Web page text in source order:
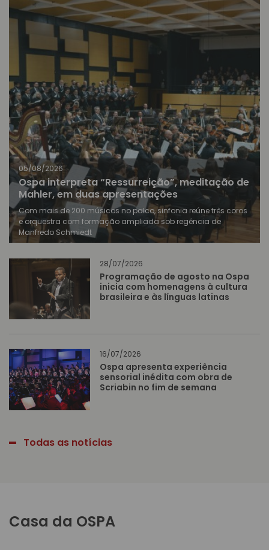
05/08/2026
Ospa interpreta “Ressurreição”, meditação de
Mahler, em duas apresentações
Com mais de 200 músicos no palco, sinfonia reúne três coros
e orquestra com formação ampliada sob regência de
Manfredo Schmiedt
28/07/2026
Programação de agosto na Ospa
inicia com homenagens à cultura
brasileira e às línguas latinas
16/07/2026
Ospa apresenta experiência
sensorial inédita com obra de
Scriabin no fim de semana
Todas as notícias
Casa da OSPA